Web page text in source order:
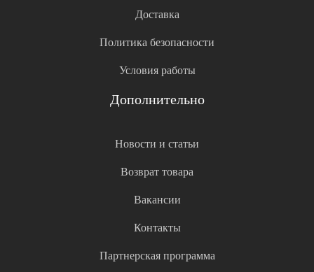
Доставка
Политика безопасности
Условия работы
Дополнительно
Новости и статьи
Возврат товара
Вакансии
Контакты
Партнерская программа